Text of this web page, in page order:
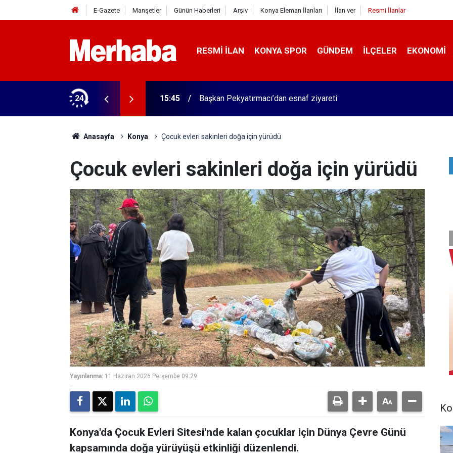
E-Gazete Manşetler Günün Haberleri Arşiv Konya Eleman İlanları İlan ver Resmi İlanlar
RESMI İLAN KONYA SPOR GÜNDEM İLÇELER EKONOMI
24
Kampüsü'ne ziyaret 15:45 Başkan Pekyatırmacı’dan esnaf ziyareti
Anasayfa Konya Çocuk evleri sakinleri doğa için yürüdü
Çocuk evleri sakinleri doğa için yürüdü
Yayınlanma: 11 Haziran 2026 Perşembe 09:29
Konya'da Çocuk Evleri Sitesi'nde kalan çocuklar için Dünya Çevre Günü
kapsamında doğa yürüyüşü etkinliği düzenlendi.